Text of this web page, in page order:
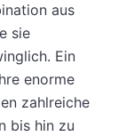
aus
sie
Ein
enorme
zahlreiche
bis hin zu